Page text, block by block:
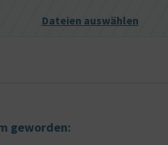
Dateien auswählen
geworden: